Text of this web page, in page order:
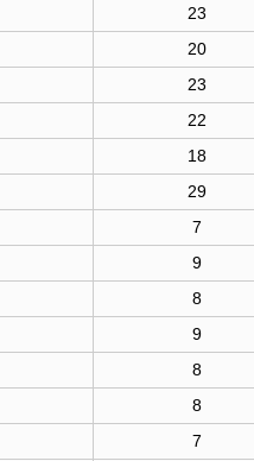
23
20
23
22
18
29
7
9
8
9
8
8
7